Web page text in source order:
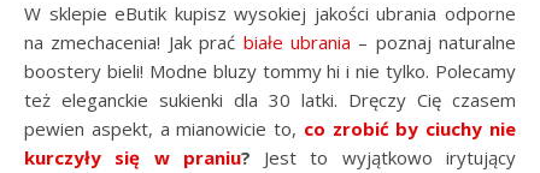
W sklepie eButik kupisz wysokiej jakości ubrania odporne
na zmechacenia! Jak prać białe ubrania – poznaj naturalne
boostery bieli! Modne bluzy tommy hi i nie tylko. Polecamy
też eleganckie sukienki dla 30 latki. Dręczy Cię czasem
pewien aspekt, a mianowicie to, co zrobić by ciuchy nie
kurczyły się w praniu? Jest to wyjątkowo irytujący